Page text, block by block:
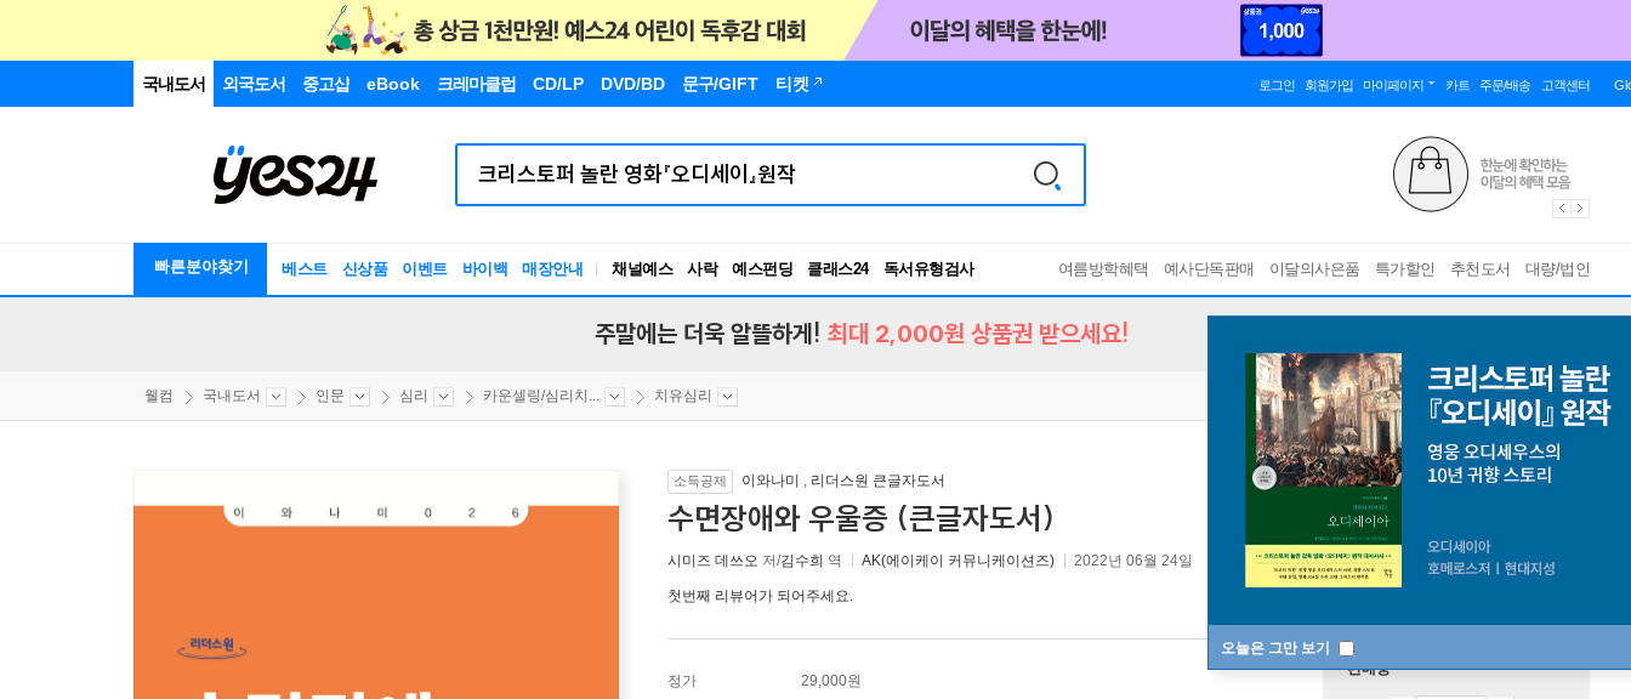
국내도서 외국도서 중고샵 eBook 크레마클럽 CD/LP DVD/BD 문구/GIFT 티켓 로그인 회원가입 마이페이지 카트 주문/배송 고객센터
빠른분야찾기 베스트 신상품 이벤트 바이백 매장안내 채널예스 사락 예스펀딩 클래스24
독서유형검사
RBTI Lab
여름방학혜택 예사단독판매 이달의사은품 특가할인 추천도서 대량/법인
오늘은 그만 보기
주말에는 더욱 알뜰하게! 최대 2,000원 상품권 받으세요!
웰컴 국내도서 인문 심리 카운셀링/심리치... 치유심리
소득공제 이와나미 , 리더스원 큰글자도서
수면장애와 우울증 (큰글자도서)
시미즈 데쓰오 저/김수희 역 AK(에이케이 커뮤니케이션즈) 2022년 06월 24일
첫번째 리뷰어가 되어주세요.
정가 29,000원
판매중